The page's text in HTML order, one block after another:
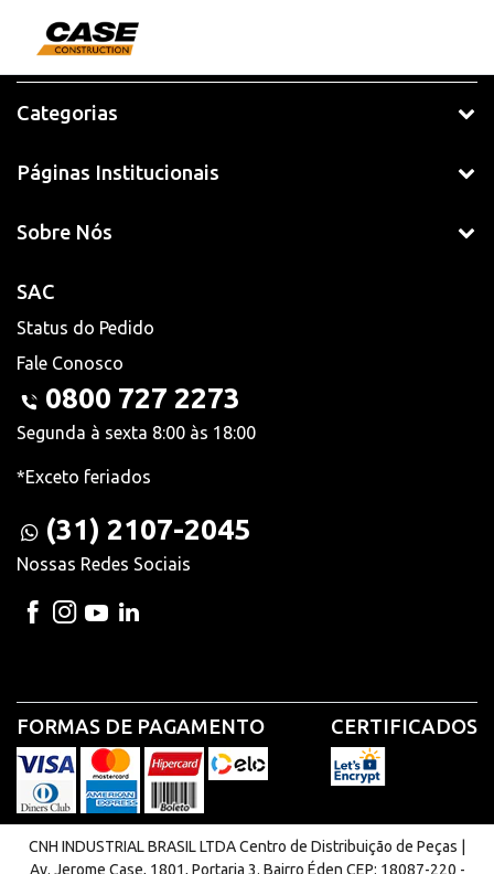
Categorias
Páginas Institucionais
Sobre Nós
SAC
Status do Pedido
Fale Conosco
0800 727 2273
Segunda à sexta 8:00 às 18:00
*Exceto feriados
(31) 2107-2045
Nossas Redes Sociais
FORMAS DE PAGAMENTO CERTIFICADOS
CNH INDUSTRIAL BRASIL LTDA Centro de Distribuição de Peças |
Av. Jerome Case, 1801, Portaria 3. Bairro Éden CEP: 18087-220 -